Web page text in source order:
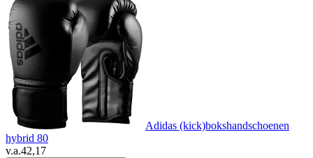
Adidas (kick)bokshandschoenen
hybrid 80
v.a.42,17